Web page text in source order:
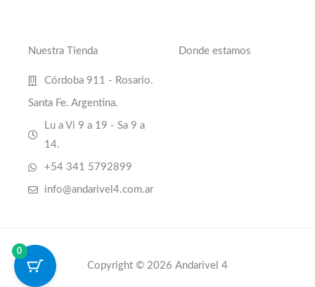
Nuestra Tienda
Córdoba 911 - Rosario.
Santa Fe. Argentina.
Lu a Vi 9 a 19 - Sa 9 a
14.
+54 341 5792899
info@andarivel4.com.ar
Donde estamos
Copyright © 2026 Andarivel 4
0